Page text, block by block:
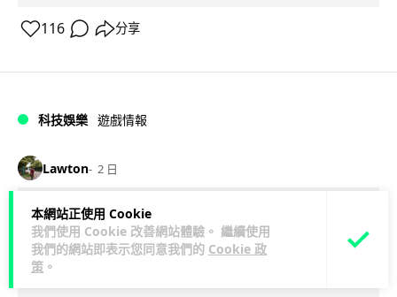
本網站正使用 Cookie
我們使用 Cookie 改善網站體驗。 繼續使用
我們的網站即表示您同意我們的 Cookie 政
策 。
116 分享
科技娛樂 遊戲情報
Lawton 2 日
日本二手遊戲店減 90% 門市 業績反增
四成 "懷舊"在 Z 世代變成最潮「新鮮
感」